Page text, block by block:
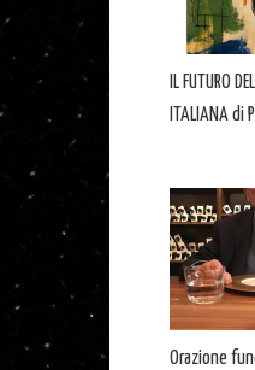
IL FUTURO
ITALIANA di
Orazione